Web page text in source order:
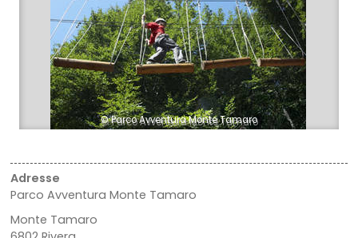
© Parco Avventura Monte Tamaro
Adresse
Parco Avventura Monte Tamaro
Monte Tamaro